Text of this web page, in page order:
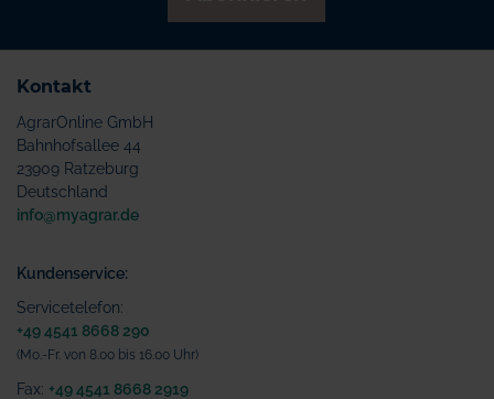
Kontakt
AgrarOnline GmbH
Bahnhofsallee 44
23909 Ratzeburg
Deutschland
info@myagrar.de
Kundenservice:
Servicetelefon:
+49 4541 8668 290
(Mo.-Fr. von 8.00 bis 16.00 Uhr)
Fax: +49 4541 8668 2919